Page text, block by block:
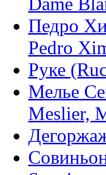
Педро
Pedro
Руке
Мелье
Meslier,